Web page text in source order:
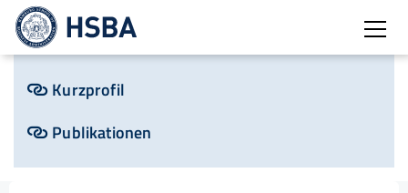
Kurzprofil
Publikationen